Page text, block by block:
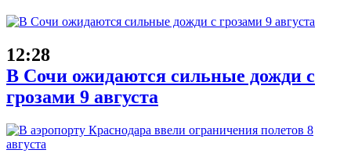
12:28
В Сочи ожидаются сильные дожди с
грозами 9 августа